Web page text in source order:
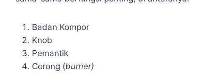
Badan Kompor
Knob
Pemantik
Corong (burner)